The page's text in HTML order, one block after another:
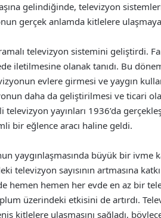
gelindiğinde, televizyon
gerçek anlamda kitlelere
televizyon sistemini geliştirdi.
iletilmesine olanak tanıdı. Bu
evlere girmesi ve yaygın
daha da geliştirilmesi ve ticari
yayınları 1936’da
bir eğlence aracı haline geldi.
yaygınlaşmasında büyük bir ivme
sayısının artmasına
hemen hemen her evde en az bir
üzerindeki etkisini de artırdı.
kitlelere ulaşmasını sağladı,